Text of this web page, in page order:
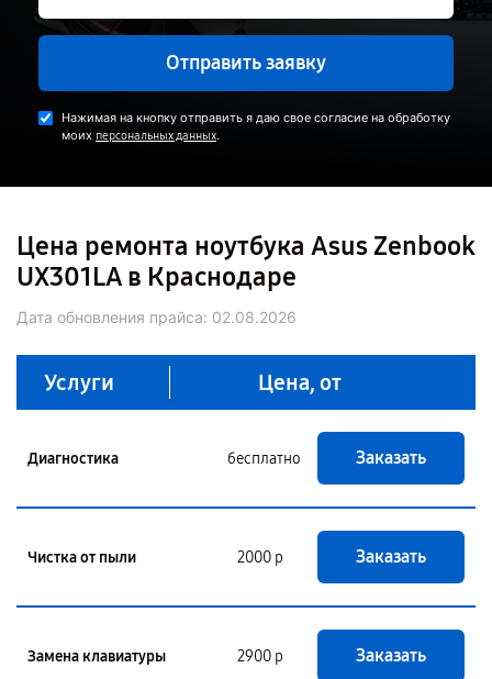
Отправить заявку
Нажимая на кнопку отправить я даю свое согласие на обработку
моих персональных данных.
Цена ремонта ноутбука Asus Zenbook
UX301LA в Краснодаре
Дата обновления прайса: 02.08.2026
Услуги Цена, от
Диагностика бесплатно Заказать
Чистка от пыли 2000 р Заказать
Замена клавиатуры 2900 р Заказать